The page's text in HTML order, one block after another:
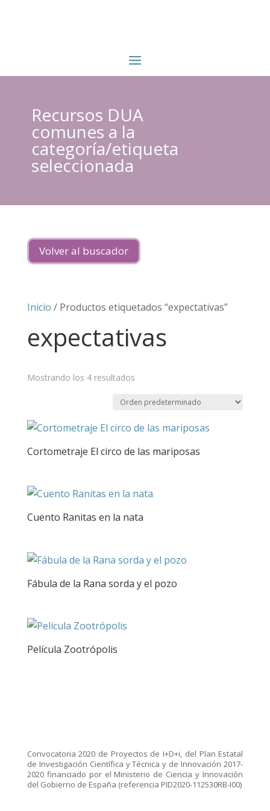
Recursos DUA
comunes a la
categoría/etiqueta
seleccionada
Volver al buscador
Inicio / Productos etiquetados “expectativas”
expectativas
Mostrando los 4 resultados
Cortometraje El circo de las mariposas
Cuento Ranitas en la nata
Fábula de la Rana sorda y el pozo
Película Zootrópolis
Convocatoria 2020 de Proyectos de I+D+i, del Plan Estatal
de Investigación Científica y Técnica y de Innovación 2017-
2020 financiado por el Ministerio de Ciencia y Innovación
del Gobierno de España (referencia PID2020-112530RB-I00)